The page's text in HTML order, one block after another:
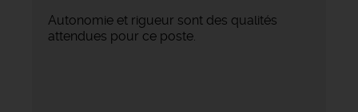
Autonomie et rigueur sont des qualités
attendues pour ce poste.